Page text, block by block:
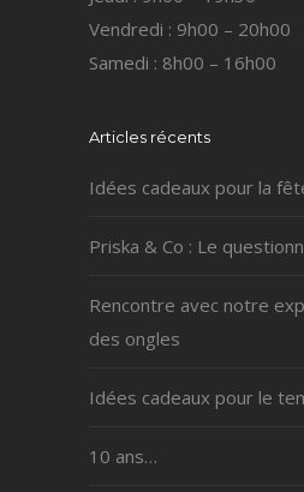
Vendredi : 9h00 – 20h00
Samedi : 8h00 – 16h00
Articles récents
Idées cadeaux pour la
Priska & Co : Le
Rencontre avec notre
des ongles
Idées cadeaux pour le
10 ans…